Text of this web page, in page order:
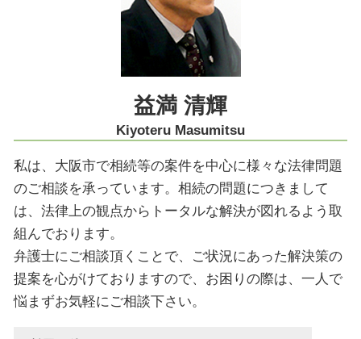
医療過誤 被害者
コーポレートガバナンス 問題点
相続放棄 大阪市 弁護士
M&A 神戸市 弁護士
労働問題 京都市 弁護士
医療過誤訴訟 解決 大阪市 弁護士
交通事故 神戸市 弁護士
医療過誤訴訟 大阪市 弁護士
益満 清輝
Kiyoteru Masumitsu
私は、大阪市で相続等の案件を中心に様々な法律問題
のご相談を承っています。相続の問題につきまして
は、法律上の観点からトータルな解決が図れるよう取
組んでおります。
弁護士にご相談頂くことで、ご状況にあった解決策の
提案を心がけておりますので、お困りの際は、一人で
悩まずお気軽にご相談下さい。